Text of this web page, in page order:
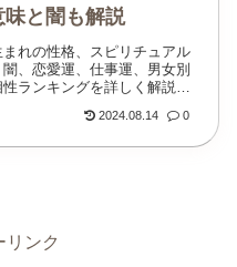
味と闇も解説
まれの性格、スピリチュアル
、恋愛運、仕事運、男女別
ランキングを詳しく解説。
2024.08.14 0
リンク